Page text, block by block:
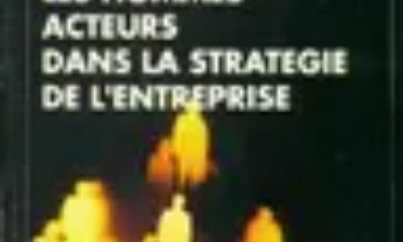
Tel Prospection
StratégiesStratégies de Telprospection
TechniquesFormation et DéveloppementAnalyse et Évaluation
Tel Prospection